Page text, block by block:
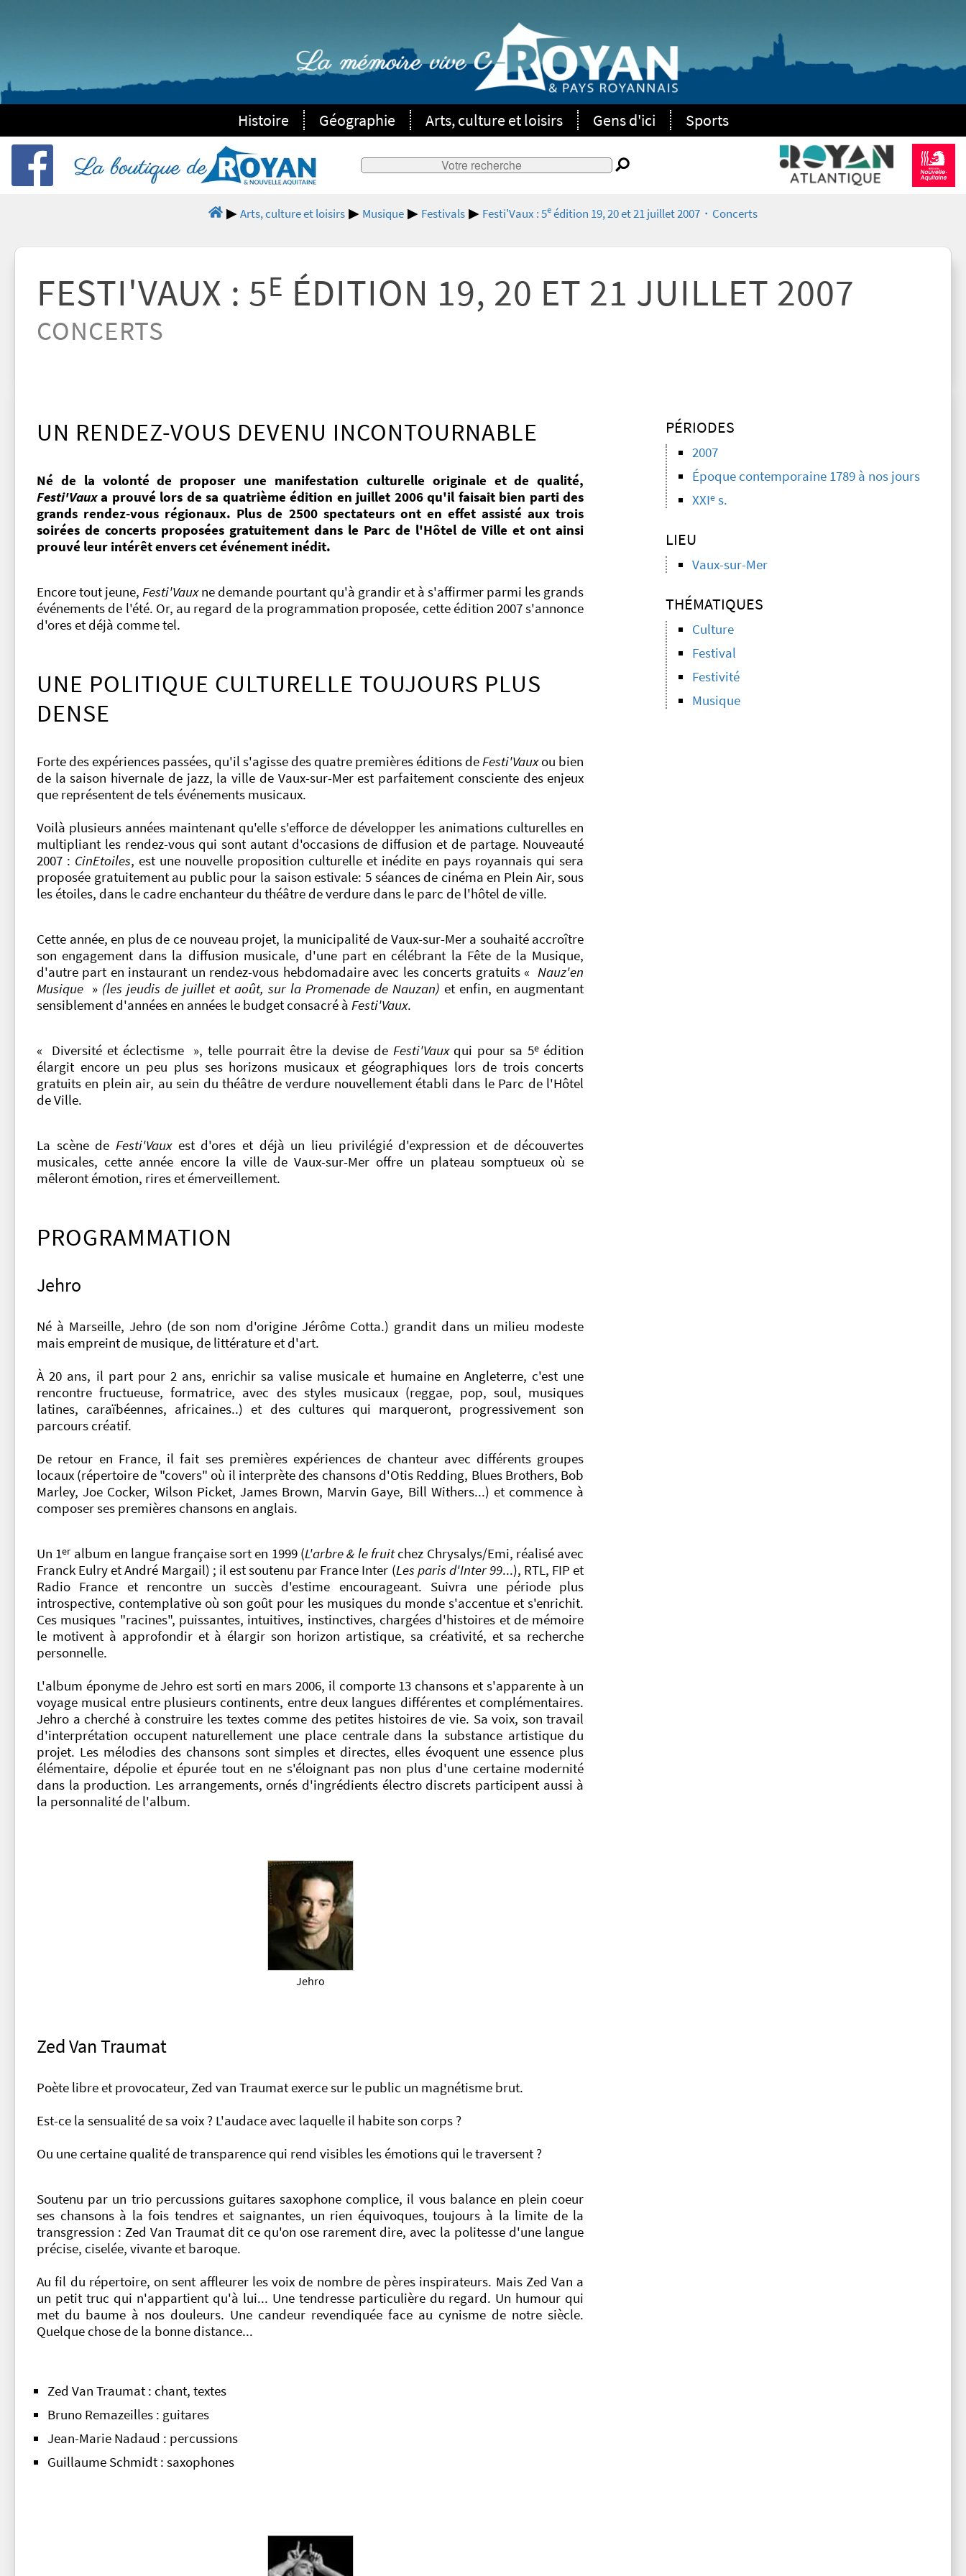
Histoire Géographie Arts, culture et loisirs Gens d'ici Sports
Arts, culture et loisirs Musique Festivals Festi'Vaux : 5e édition 19, 20 et 21 juillet 2007・Concerts
FESTI'VAUX : 5E ÉDITION 19, 20 ET 21 JUILLET 2007
CONCERTS
UN RENDEZ-VOUS DEVENU INCONTOURNABLE
Né de la volonté de proposer une manifestation culturelle originale et de qualité,
Festi'Vauxa prouvé lors de sa quatrième édition en juillet 2006 qu'il faisait bien parti des
grands rendez-vous régionaux. Plus de 2500 spectateurs ont en effet assisté aux trois
soirées de concerts proposées gratuitement dans le Parc de l'Hôtel de Ville et ont ainsi
prouvé leur intérêt envers cet événement inédit.
Encore tout jeune,Festi'Vauxne demande pourtant qu'à grandir et à s'affirmer parmi les grands
événements de l'été. Or, au regard de la programmation proposée, cette édition 2007 s'annonce
d'ores et déjà comme tel.
UNE POLITIQUE CULTURELLE TOUJOURS PLUS
DENSE
Forte des expériences passées, qu'il s'agisse des quatre premières éditions deFesti'Vauxou bien
de la saison hivernale de jazz, la ville de Vaux-sur-Mer est parfaitement consciente des enjeux
que représentent de tels événements musicaux.
Voilà plusieurs années maintenant qu'elle s'efforce de développer les animations culturelles en
multipliant les rendez-vous qui sont autant d'occasions de diffusion et de partage. Nouveauté
2007 : CinEtoiles, est une nouvelle proposition culturelle et inédite en pays royannais qui sera
proposée gratuitement au public pour la saison estivale: 5 séances de cinéma en Plein Air, sous
les étoiles, dans le cadre enchanteur du théâtre de verdure dans le parc de l'hôtel de ville.
Cette année, en plus de ce nouveau projet, la municipalité de Vaux-sur-Mer a souhaité accroître
son engagement dans la diffusion musicale, d'une part en célébrant la Fête de la Musique,
d'autre part en instaurant un rendez-vous hebdomadaire avec les concerts gratuits «Nauz'en
Musique » (les jeudis de juillet et août, sur la Promenade de Nauzan) et enfin, en augmentant
sensiblement d'années en années le budget consacré à Festi'Vaux.
« Diversité et éclectisme », telle pourrait être la devise de Festi'Vauxqui pour sa 5eédition
élargit encore un peu plus ses horizons musicaux et géographiques lors de trois concerts
gratuits en plein air, au sein du théâtre de verdure nouvellement établi dans le Parc de l'Hôtel
de Ville.
La scène de Festi'Vauxest d'ores et déjà un lieu privilégié d'expression et de découvertes
musicales, cette année encore la ville de Vaux-sur-Mer offre un plateau somptueux où se
mêleront émotion, rires et émerveillement.
PROGRAMMATION
Jehro
Né à Marseille, Jehro (de son nom d'origine Jérôme Cotta.) grandit dans un milieu modeste
mais empreint de musique, de littérature et d'art.
À 20 ans, il part pour 2 ans, enrichir sa valise musicale et humaine en Angleterre, c'est une
rencontre fructueuse, formatrice, avec des styles musicaux (reggae, pop, soul, musiques
latines, caraïbéennes, africaines..) et des cultures qui marqueront, progressivement son
parcours créatif.
De retour en France, il fait ses premières expériences de chanteur avec différents groupes
locaux (répertoire de "covers" où il interprète des chansons d'Otis Redding, Blues Brothers, Bob
Marley, Joe Cocker, Wilson Picket, James Brown, Marvin Gaye, Bill Withers...) et commence à
composer ses premières chansons en anglais.
Un 1er album en langue française sort en 1999 (L'arbre & le fruitchez Chrysalys/Emi, réalisé avec
Franck Eulry et André Margail) ; il est soutenu par France Inter (Les paris d'Inter 99...), RTL, FIP et
Radio France et rencontre un succès d'estime encourageant. Suivra une période plus
introspective, contemplative où son goût pour les musiques du monde s'accentue et s'enrichit.
Ces musiques "racines", puissantes, intuitives, instinctives, chargées d'histoires et de mémoire
le motivent à approfondir et à élargir son horizon artistique, sa créativité, et sa recherche
personnelle.
L'album éponyme de Jehro est sorti en mars 2006, il comporte 13 chansons et s'apparente à un
voyage musical entre plusieurs continents, entre deux langues différentes et complémentaires.
Jehro a cherché à construire les textes comme des petites histoires de vie. Sa voix, son travail
d'interprétation occupent naturellement une place centrale dans la substance artistique du
projet. Les mélodies des chansons sont simples et directes, elles évoquent une essence plus
élémentaire, dépolie et épurée tout en ne s'éloignant pas non plus d'une certaine modernité
dans la production. Les arrangements, ornés d'ingrédients électro discrets participent aussi à
la personnalité de l'album.
Jehro
Zed Van Traumat
Poète libre et provocateur, Zed van Traumat exerce sur le public un magnétisme brut.
Est-ce la sensualité de sa voix ? L'audace avec laquelle il habite son corps ?
Ou une certaine qualité de transparence qui rend visibles les émotions qui le traversent ?
Soutenu par un trio percussions guitares saxophone complice, il vous balance en plein coeur
ses chansons à la fois tendres et saignantes, un rien équivoques, toujours à la limite de la
transgression : Zed Van Traumat dit ce qu'on ose rarement dire, avec la politesse d'une langue
précise, ciselée, vivante et baroque.
Au fil du répertoire, on sent affleurer les voix de nombre de pères inspirateurs. Mais Zed Van a
un petit truc qui n'appartient qu'à lui... Une tendresse particulière du regard. Un humour qui
met du baume à nos douleurs. Une candeur revendiquée face au cynisme de notre siècle.
Quelque chose de la bonne distance...
Zed Van Traumat : chant, textes
Bruno Remazeilles : guitares
Jean-Marie Nadaud : percussions
Guillaume Schmidt : saxophones
PÉRIODES
2007
Époque contemporaine 1789 à nos jours
XXIes.
LIEU
Vaux-sur-Mer
THÉMATIQUES
Culture
Festival
Festivité
Musique